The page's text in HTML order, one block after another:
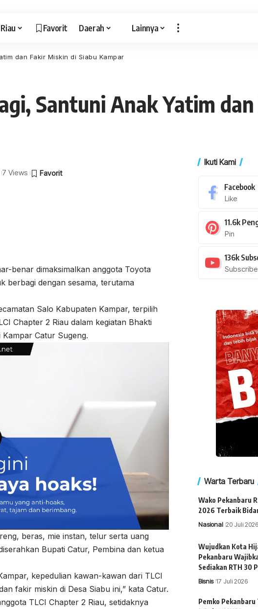
Riau Favorit Daerah Lainnya
dan Fakir Miskin di Siabu Kampar
Santuni Anak Yatim
7 Views
benar dimaksimalkan anggota Toyota
berbagi dengan sesama, terutama
Salo Kabupaten Kampar, terpilih
Chapter 2 Riau dalam kegiatan Bhakti
Catur Sugeng.
beras, mie instan, telur serta uang
Bupati Catur, Pembina dan ketua
kepedulian kawan-kawan dari TLCI
fakir miskin di Desa Siabu ini,” kata Catur.
TLCI Chapter 2 Riau, setidaknya
Ikuti Kami
Facebook
Like
11.6k
Pin
136k
Subscribe
Warta Terbaru
Wako Pekanbaru
2026 Terbaik
Nasional 20 Juli 2026
Wujudkan Kota
Pekanbaru
Sediakan RTH 30
Bisnis 17 Juli 2026
Pemko